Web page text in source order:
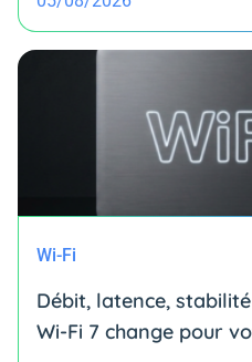
Wi-Fi
Débit, latence,
Wi-Fi 7 change pour